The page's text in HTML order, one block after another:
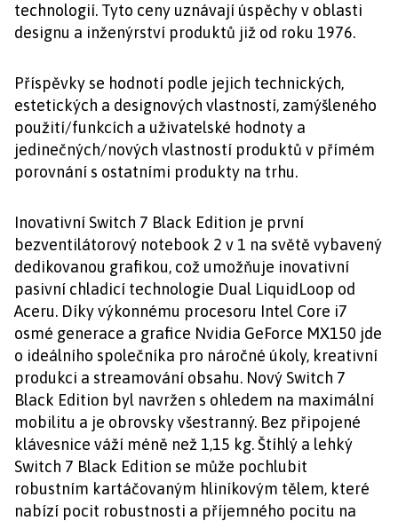
technologií. Tyto ceny uznávají úspěchy v oblasti
designu a inženýrství produktů již od roku 1976.
Příspěvky se hodnotí podle jejich technických,
estetických a designových vlastností, zamýšleného
použití/funkcích a uživatelské hodnoty a
jedinečných/nových vlastností produktů v přímém
porovnání s ostatními produkty na trhu.
Inovativní Switch 7 Black Edition je první
bezventilátorový notebook 2 v 1 na světě vybavený
dedikovanou grafikou, což umožňuje inovativní
pasivní chladicí technologie Dual LiquidLoop od
Aceru. Díky výkonnému procesoru Intel Core i7
osmé generace a grafice Nvidia GeForce MX150 jde
o ideálního společníka pro náročné úkoly, kreativní
produkci a streamování obsahu. Nový Switch 7
Black Edition byl navržen s ohledem na maximální
mobilitu a je obrovsky všestranný. Bez připojené
klávesnice váží méně než 1,15 kg. Štíhlý a lehký
Switch 7 Black Edition se může pochlubit
robustním kartáčovaným hliníkovým tělem, které
nabízí pocit robustnosti a příjemného pocitu na